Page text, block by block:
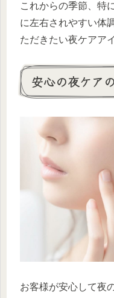
これからの季節、特
に左右されやすい体
ただきたい夜ケアア
安心の夜ケア
お客様が安心して夜